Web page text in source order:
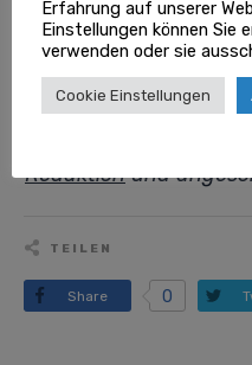
Badumbau
Dieser Beitrag wurde
Redaktionund
TEILEN
Share 0
Erfahrung auf unserer
Einstellungen können Sie
verwenden oder sie
Cookie Einstellungen